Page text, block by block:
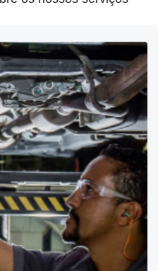
e Peças LTDA